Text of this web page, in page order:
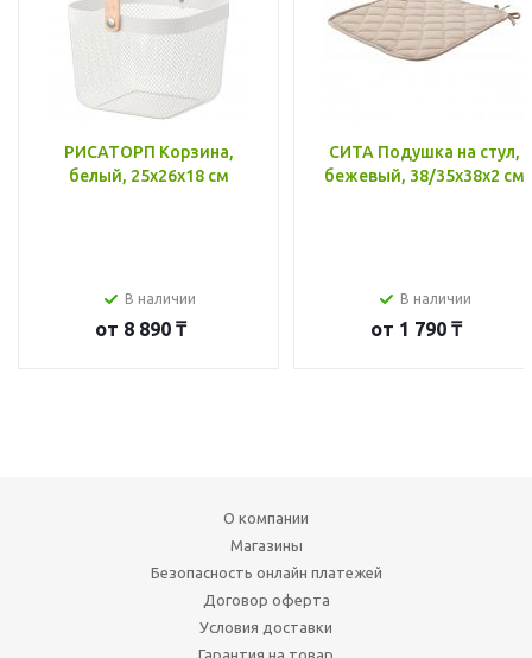
РИСАТОРП Корзина,
белый, 25x26x18 см
В наличии
от 8 890 ₸
СИТА Подушка на стул,
бежевый, 38/35x38x2 см
В наличии
от 1 790 ₸
О компании
Магазины
Безопасность онлайн платежей
Договор оферта
Условия доставки
Гарантия на товар